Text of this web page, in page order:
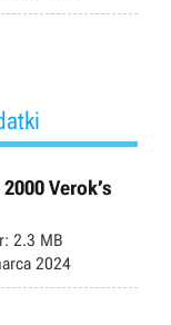
Verok’s
2.3 MB
2024